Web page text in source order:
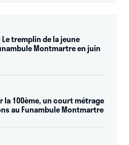
| Le tremplin de la jeune
Montmartre en juin
la 100ème, un court métrage
au Funambule Montmartre